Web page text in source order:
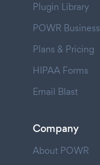
Plugin Library
POWR Business
Plans & Pricing
HIPAA Forms
Email Blast
Company
About POWR